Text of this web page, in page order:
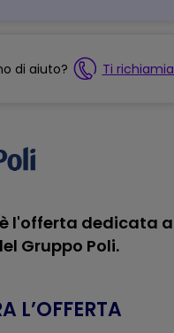
di aiuto? Ti
l'offerta dedicata
Gruppo Poli.
L’OFFERTA